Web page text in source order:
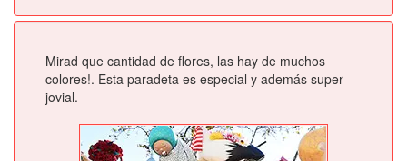
Mirad que cantidad de flores, las hay de muchos
colores!. Esta paradeta es especial y además super
jovial.